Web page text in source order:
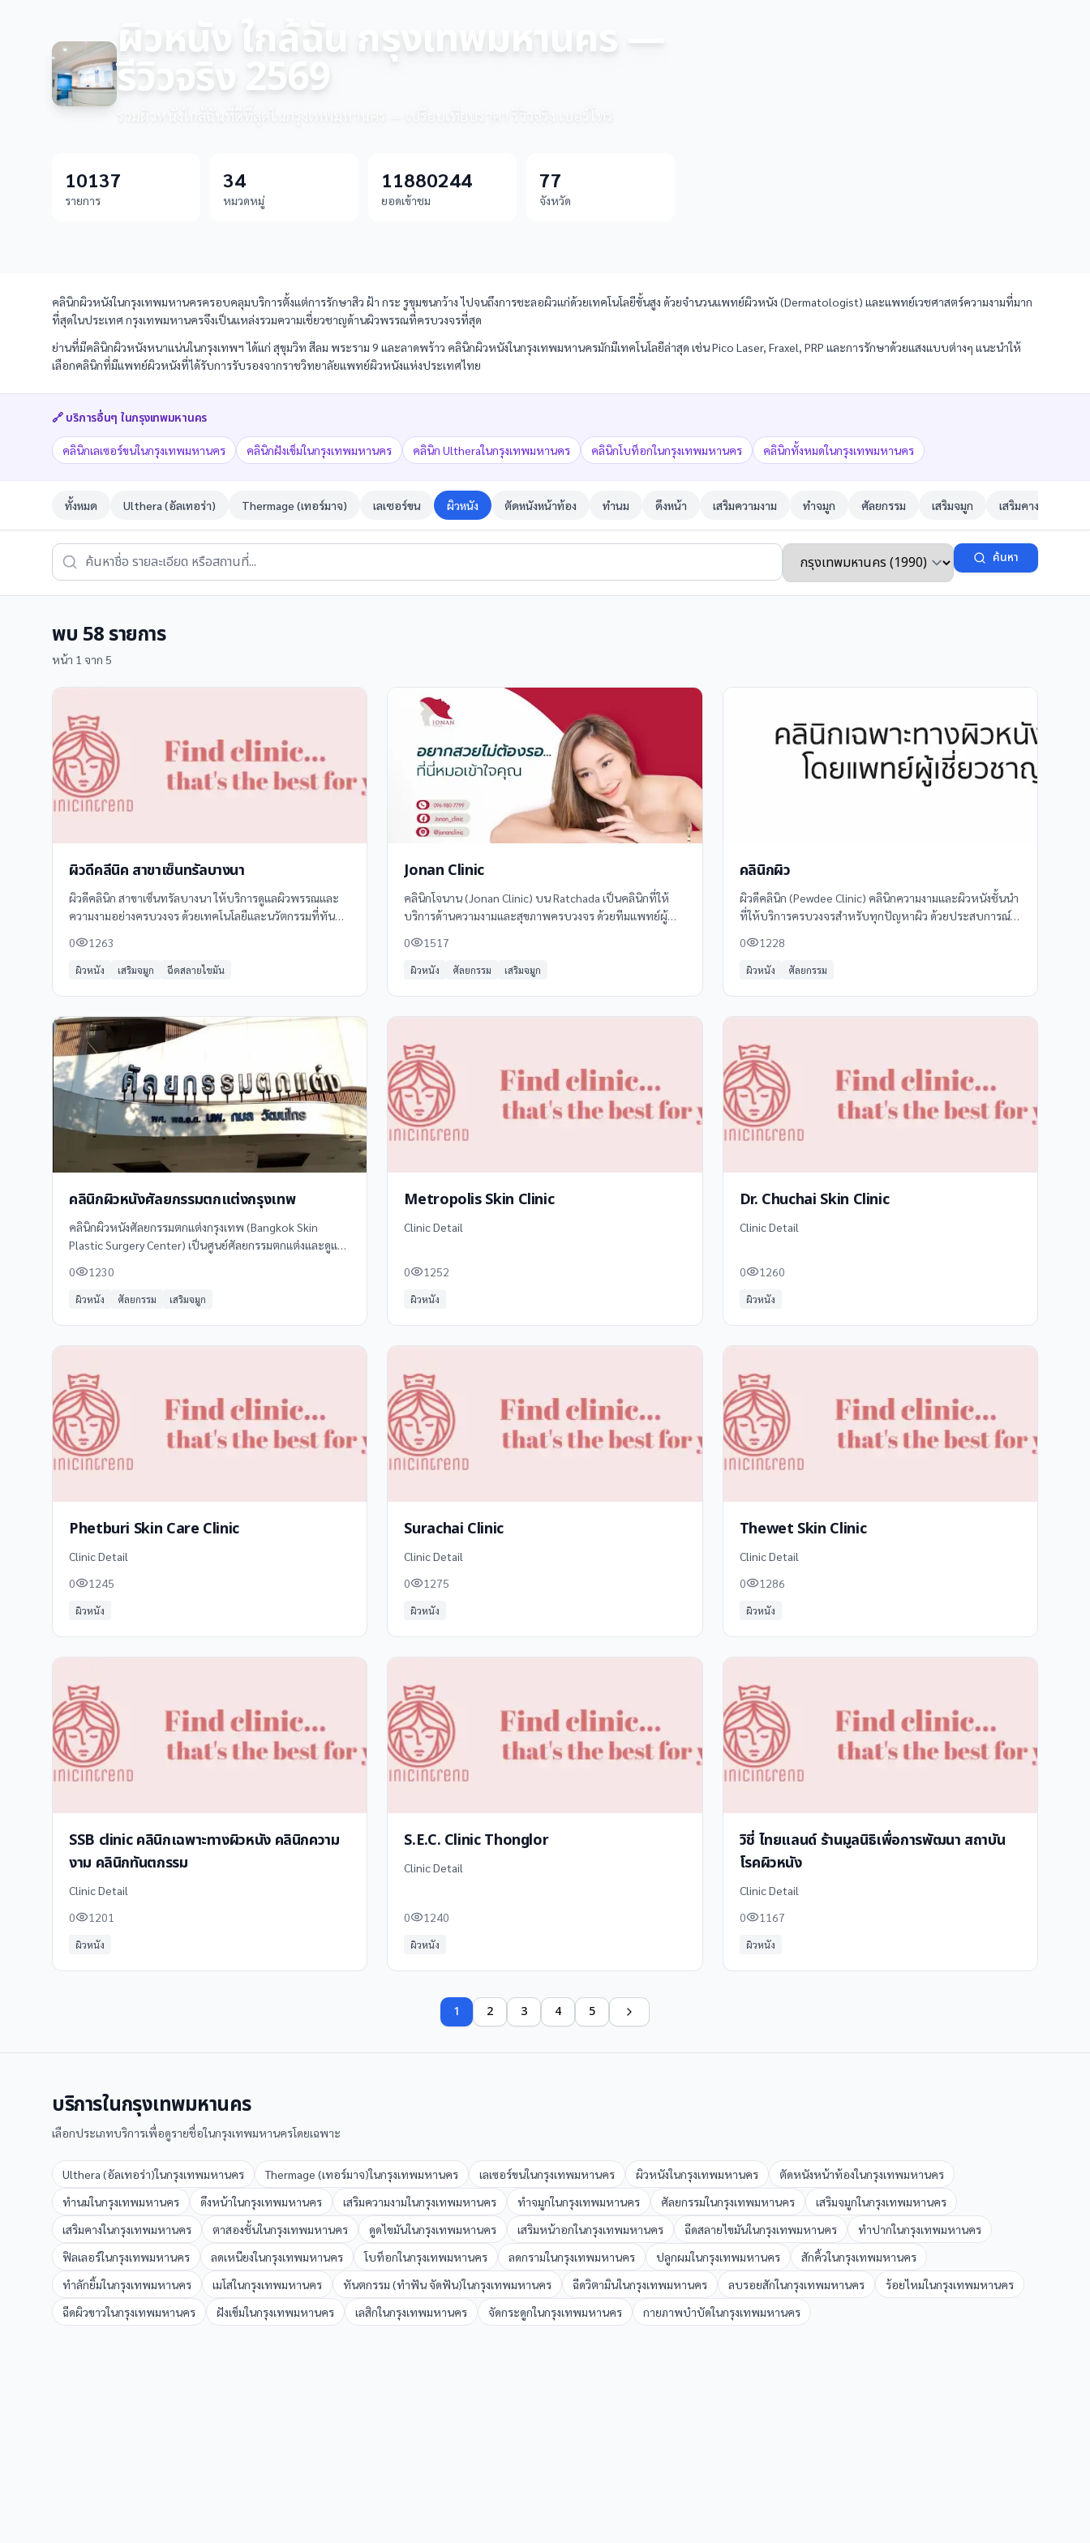
ผิวหนัง ใกล้ฉัน กรุงเทพมหานคร —
รีวิวจริง 2569
รวมผิวหนังใกล้ฉันที่ดีที่สุดในกรุงเทพมหานคร — เปรียบเทียบราคา รีวิวจริง เบอร์โทร
10137
รายการ
34
หมวดหมู่
11880244
ยอดเข้าชม
77
จังหวัด
คลินิกผิวหนังในกรุงเทพมหานครครอบคลุมบริการตั้งแต่การรักษาสิว ฝ้า กระ รูขุมขนกว้าง ไปจนถึงการชะลอผิวแก่ด้วยเทคโนโลยีขั้นสูง ด้วยจำนวนแพทย์ผิวหนัง (Dermatologist) และแพทย์เวชศาสตร์ความงามที่มาก
ที่สุดในประเทศ กรุงเทพมหานครจึงเป็นแหล่งรวมความเชี่ยวชาญด้านผิวพรรณที่ครบวงจรที่สุด
ย่านที่มีคลินิกผิวหนังหนาแน่นในกรุงเทพฯ ได้แก่ สุขุมวิท สีลม พระราม 9 และลาดพร้าว คลินิกผิวหนังในกรุงเทพมหานครมักมีเทคโนโลยีล่าสุด เช่น Pico Laser, Fraxel, PRP และการรักษาด้วยแสงแบบต่างๆ แนะนำให้
เลือกคลินิกที่มีแพทย์ผิวหนังที่ได้รับการรับรองจากราชวิทยาลัยแพทย์ผิวหนังแห่งประเทศไทย
🔗 บริการอื่นๆ ในกรุงเทพมหานคร
คลินิกเลเซอร์ขนในกรุงเทพมหานคร คลินิกฝังเข็มในกรุงเทพมหานคร คลินิก Ultheraในกรุงเทพมหานคร คลินิกโบท็อกในกรุงเทพมหานคร คลินิกทั้งหมดในกรุงเทพมหานคร
ทั้งหมด Ulthera (อัลเทอร่า) Thermage (เทอร์มาจ) เลเซอร์ขน ผิวหนัง ตัดหนังหน้าท้อง ทำนม ดึงหน้า เสริมความงาม ทำจมูก ศัลยกรรม เสริมจมูก เสริมคาง
ค้นหา
พบ 58รายการ
หน้า 1 จาก 5
ผิวดีคลีนิค สาขาเซ็นทรัลบางนา
ผิวดีคลินิก สาขาเซ็นทรัลบางนา ให้บริการดูแลผิวพรรณและ
ความงามอย่างครบวงจร ด้วยเทคโนโลยีและนวัตกรรมที่ทัน
คลินิกแห่งนี้ตั้งอยู่ที่ชั้น 3 หน้าลิฟท์แก้ว
0 1263
ผิวหนัง เสริมจมูก ฉีดสลายไขมัน
Jonan Clinic
คลินิกโจนาน (Jonan Clinic) บน Ratchada เป็นคลินิกที่ให้
บริการด้านความงามและสุขภาพครบวงจร ด้วยทีมแพทย์ผู้
ใส่ใจและมาตรฐานสูงสุด
0 1517
ผิวหนัง ศัลยกรรม เสริมจมูก
คลินิกผิว
ผิวดีคลินิก (Pewdee Clinic) คลินิกความงามและผิวหนังชั้นนำ
ที่ให้บริการครบวงจรสำหรับทุกปัญหาผิว ด้วยประสบการณ์
ได้รับการรับรองจาก FDA และ CE
0 1228
ผิวหนัง ศัลยกรรม
คลินิกผิวหนังศัลยกรรมตกแต่งกรุงเทพ
คลินิกผิวหนังศัลยกรรมตกแต่งกรุงเทพ (Bangkok Skin
Plastic Surgery Center) เป็นศูนย์ศัลยกรรมตกแต่งและดูแล
0 1230
ผิวหนัง ศัลยกรรม เสริมจมูก
Metropolis Skin Clinic
Clinic Detail
0 1252
ผิวหนัง
Dr. Chuchai Skin Clinic
Clinic Detail
0 1260
ผิวหนัง
Phetburi Skin Care Clinic
Clinic Detail
0
1245
ผิวหนัง
Surachai Clinic
Clinic Detail
0
1275
ผิวหนัง
Thewet Skin Clinic
Clinic Detail
0
1286
ผิวหนัง
SSB clinic คลินิกเฉพาะทางผิวหนัง คลินิกความ
งาม คลินิกทันตกรรม
Clinic Detail
0
1201
ผิวหนัง
S.E.C. Clinic Thonglor
Clinic Detail
0 1240
ผิวหนัง
วิชี่ ไทยแลนด์ ร้านมูลนิธิเพื่อการพัฒนา สถาบัน
โรคผิวหนัง
Clinic Detail
0
1167
ผิวหนัง
1 2 3 4 5
บริการในกรุงเทพมหานคร
เลือกประเภทบริการเพื่อดูรายชื่อในกรุงเทพมหานครโดยเฉพาะ
Ulthera (อัลเทอร่า)ในกรุงเทพมหานคร Thermage (เทอร์มาจ)ในกรุงเทพมหานคร เลเซอร์ขนในกรุงเทพมหานคร ผิวหนังในกรุงเทพมหานคร ตัดหนังหน้าท้องในกรุงเทพมหานคร
ทำนมในกรุงเทพมหานคร ดึงหน้าในกรุงเทพมหานคร เสริมความงามในกรุงเทพมหานคร ทำจมูกในกรุงเทพมหานคร ศัลยกรรมในกรุงเทพมหานคร เสริมจมูกในกรุงเทพมหานคร
เสริมคางในกรุงเทพมหานคร ตาสองชั้นในกรุงเทพมหานคร ดูดไขมันในกรุงเทพมหานคร เสริมหน้าอกในกรุงเทพมหานคร ฉีดสลายไขมันในกรุงเทพมหานคร ทำปากในกรุงเทพมหานคร
ฟิลเลอร์ในกรุงเทพมหานคร ลดเหนียงในกรุงเทพมหานคร โบท็อกในกรุงเทพมหานคร ลดกรามในกรุงเทพมหานคร ปลูกผมในกรุงเทพมหานคร สักคิ้วในกรุงเทพมหานคร
ทำลักยิ้มในกรุงเทพมหานคร เมโสในกรุงเทพมหานคร ทันตกรรม (ทำฟัน จัดฟัน)ในกรุงเทพมหานคร ฉีดวิตามินในกรุงเทพมหานคร ลบรอยสักในกรุงเทพมหานคร ร้อยไหมในกรุงเทพมหานคร
ฉีดผิวขาวในกรุงเทพมหานคร ฝังเข็มในกรุงเทพมหานคร เลสิกในกรุงเทพมหานคร จัดกระดูกในกรุงเทพมหานคร กายภาพบำบัดในกรุงเทพมหานคร